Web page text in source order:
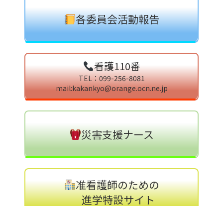
各委員会活動報告
看護110番
TEL：099-256-8081
mail:kakankyo@orange.ocn.ne.jp
災害支援ナース
准看護師のための
進学特設サイト